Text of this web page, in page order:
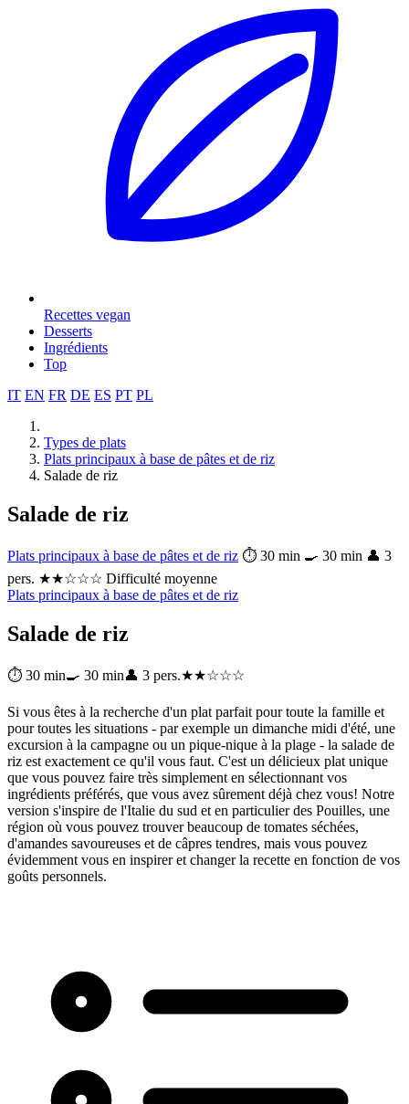
Recettes vegan
Desserts
Ingrédients
Top
IT EN FR DE ES PT PL
Types de plats
Plats principaux à base de pâtes et de riz
Salade de riz
Salade de riz
Plats principaux à base de pâtes et de riz ⏱ 30 min 🍳 30 min 👤 3
pers. ★★☆☆☆ Difficulté moyenne
Plats principaux à base de pâtes et de riz
Salade de riz
⏱ 30 min🍳 30 min👤 3 pers.★★☆☆☆
Si vous êtes à la recherche d'un plat parfait pour toute la famille et
pour toutes les situations - par exemple un dimanche midi d'été, une
excursion à la campagne ou un pique-nique à la plage - la salade de
riz est exactement ce qu'il vous faut. C'est un délicieux plat unique
que vous pouvez faire très simplement en sélectionnant vos
ingrédients préférés, que vous avez sûrement déjà chez vous! Notre
version s'inspire de l'Italie du sud et en particulier des Pouilles, une
région où vous pouvez trouver beaucoup de tomates séchées,
d'amandes savoureuses et de câpres tendres, mais vous pouvez
évidemment vous en inspirer et changer la recette en fonction de vos
goûts personnels.